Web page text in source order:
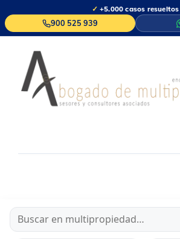
al
contenido
✓ +5.000 casos resueltos
900 525 939